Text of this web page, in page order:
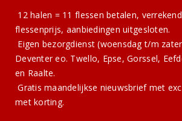
12 halen = 11 flessen betalen,
flessenprijs, aanbiedingen uitgesloten.
Eigen bezorgdienst (woensdag t/m
Deventer eo. Twello, Epse, Gorssel,
en Raalte.
Gratismaandelijkse nieuwsbriefmet
met korting.